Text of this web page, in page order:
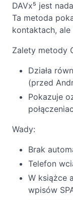
DAVx⁵ jest
Ta metoda
kontaktach, ale
Zalety metody
Działa
(przed
Pokazuje
Wady:
Brak
Telefon
W książce
wpisów